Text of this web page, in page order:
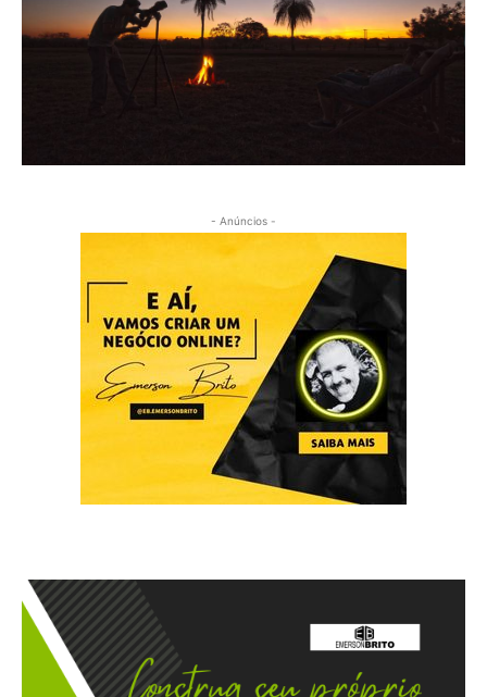
- Anúncios -